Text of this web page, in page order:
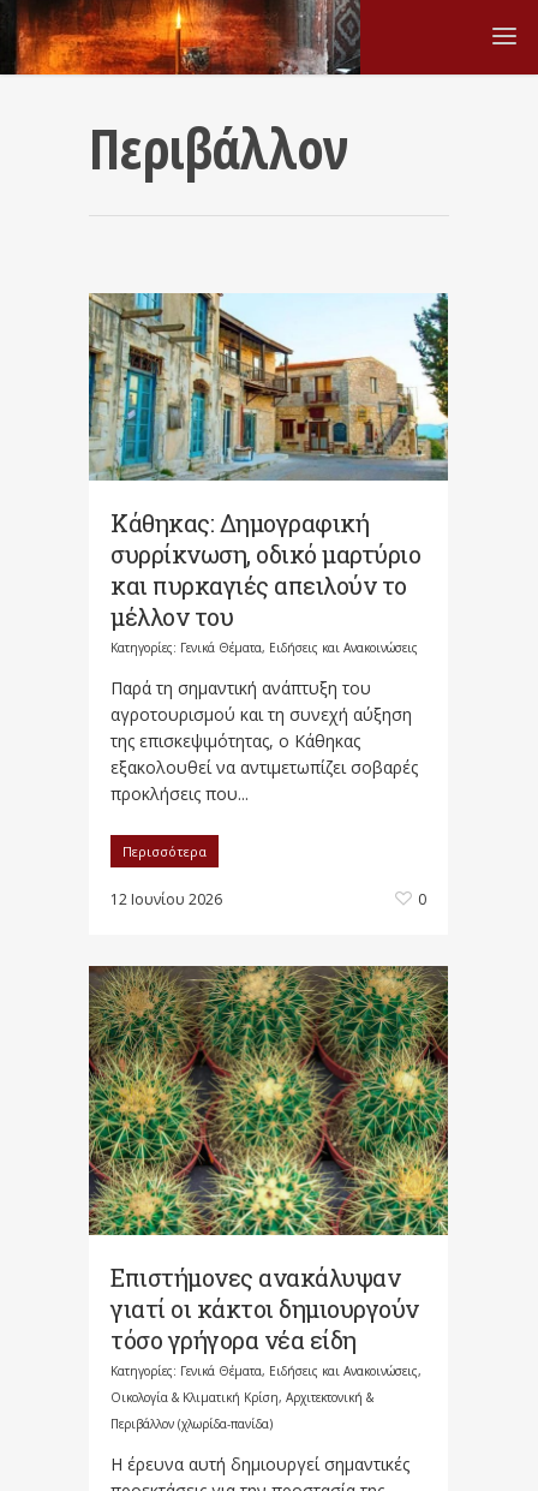
Περιβάλλον
Κάθηκας: Δημογραφική
συρρίκνωση, οδικό μαρτύριο
και πυρκαγιές απειλούν το
μέλλον του
Κατηγορίες: Γενικά Θέματα, Ειδήσεις και Ανακοινώσεις
Παρά τη σημαντική ανάπτυξη του
αγροτουρισμού και τη συνεχή αύξηση
της επισκεψιμότητας, ο Κάθηκας
εξακολουθεί να αντιμετωπίζει σοβαρές
προκλήσεις που...
Περισσότερα
12 Ιουνίου 2026 0
Επιστήμονες ανακάλυψαν
γιατί οι κάκτοι δημιουργούν
τόσο γρήγορα νέα είδη
Κατηγορίες: Γενικά Θέματα, Ειδήσεις και Ανακοινώσεις,
Οικολογία & Κλιματική Κρίση, Αρχιτεκτονική &
Περιβάλλον (χλωρίδα-πανίδα)
Η έρευνα αυτή δημιουργεί σημαντικές